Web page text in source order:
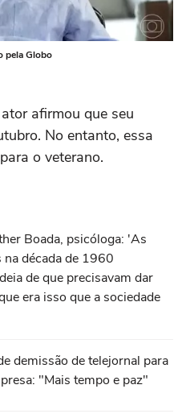
pela Globo
afirmou que seu
No entanto, essa
o veterano.
Boada, psicóloga: 'As
década de 1960
de que precisavam dar
era isso que a sociedade
demissão de telejornal para
"Mais tempo e paz"